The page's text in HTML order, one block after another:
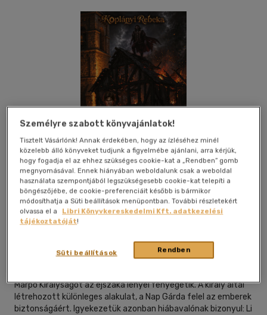
Beleolvasok Kívánságlistához adom Megosztom
Könyv Guru|2026|magyar nyelvű
Marpo Királyságot az éjszaka lényei fenyegetik. A király által
létrehozott különleges alakulat, a Nap Gárda felel az emberek
biztonságáért. Igyekezetük azonban hiábavalónak bizonyul: Li
Személyre szabott könyvajánlatok!
Tisztelt Vásárlónk! Annak érdekében, hogy az ízléséhez minél
közelebb álló könyveket tudjunk a figyelmébe ajánlani, arra kérjük,
hogy fogadja el az ehhez szükséges cookie-kat a „Rendben” gomb
megnyomásával. Ennek hiányában weboldalunk csak a weboldal
használata szempontjából legszükségesebb cookie-kat telepíti a
böngészőjébe, de cookie-preferenciáit később is bármikor
módosíthatja a Süti beállítások menüpontban. További részletekért
olvassa el a
Libri Könyvkereskedelmi Kft. adatkezelési
tájékoztatóját!
Rendben
Süti beállítások